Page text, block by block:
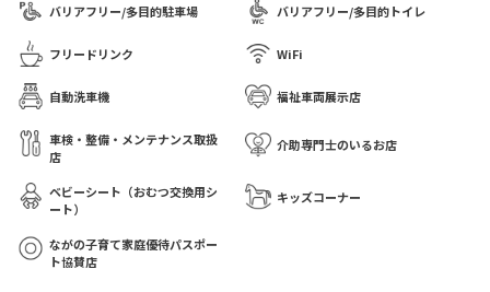
バリアフリー/多目的駐車場 バリアフリー/多目的トイレ
フリードリンク WiFi
自動洗車機 福祉車両展示店
車検・整備・メンテナンス取扱
店
介助専門士のいるお店
ベビーシート（おむつ交換用シ
ート）
キッズコーナー
ながの子育て家庭優待パスポー
ト協賛店